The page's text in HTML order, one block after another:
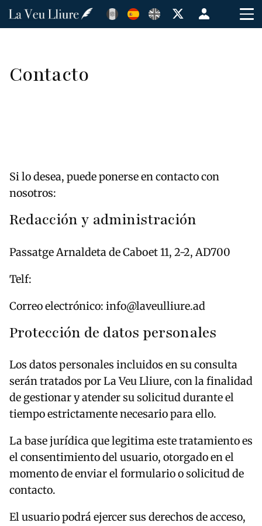
Pasar
Menú
de
Contacto
Si lo desea, puede ponerse en contacto con
nosotros:
Redacción y administración
Passatge Arnaldeta de Caboet 11, 2-2, AD700
Telf:
Correo electrónico: info@laveulliure.ad
Protección de datos personales
Los datos personales incluidos en su consulta
serán tratados por La Veu Lliure, con la finalidad
de gestionar y atender su solicitud durante el
tiempo estrictamente necesario para ello.
La base jurídica que legitima este tratamiento es
el consentimiento del usuario, otorgado en el
momento de enviar el formulario o solicitud de
contacto.
El usuario podrá ejercer sus derechos de acceso,